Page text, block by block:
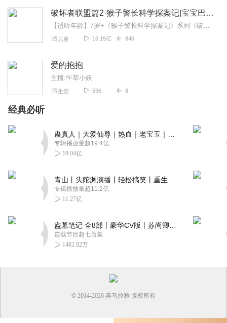
破坏者联盟篇2·猴子警长科学探案记|宝宝巴士故事
【适听年龄】7岁+《猴子警长科学探案记》系列《破坏者联盟篇1·猴子警长科学探案记》>>>《破坏者联盟篇2·猴子警长科学探案记》>>>《破坏者联盟篇3·猴子警长科...
儿童 16.19亿 846
爱的抱抱
主播:午草小妖
生活 596 8
经典必听
专辑播放量超19.4亿
19.04亿
专辑播放量超11.2亿
11.27亿
连载节目超七百集
1482.82万
© 2014-2026 喜马拉雅 版权所有